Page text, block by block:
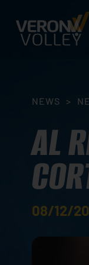
NEWS >
AL
08/12/